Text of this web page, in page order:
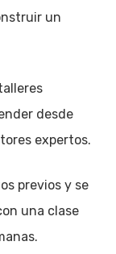
un
desde
expertos.
previos y se
una clase